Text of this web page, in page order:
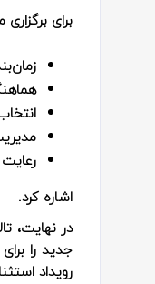
برای
اشاره کرد.
در نهایت،
جدید را
رویداد